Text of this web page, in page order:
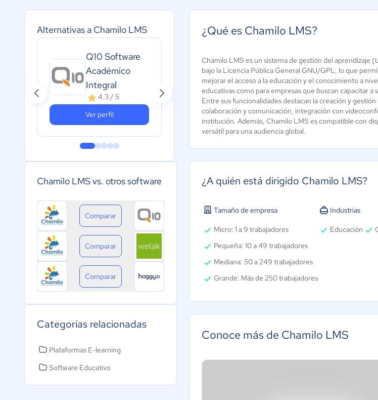
Alternativas a Chamilo LMS
Q10 Software
Académico
Integral
4.3 / 5
Ver perfil
Plataforma de
formación
online
Aún sin
calificación
Haggyo
Aún sin
Chamilo LMS vs. otros software
Comparar
Comparar
Comparar
Categorías relacionadas
Plataformas E-learning
Software Educativo
¿Qué es Chamilo LMS?
Chamilo LMS es un sistema de gestión del aprendizaje
bajo la Licencia Pública General GNU/GPL, lo que
mejorar el acceso a la educación y el conocimiento a
educativas como para empresas que buscan capacitar a
Entre sus funcionalidades destacan la creación y
colaboración y comunicación, integración con
institución. Además, Chamilo LMS es compatible con
versátil para una audiencia global.
¿A quién está dirigido Chamilo LMS?
Tamaño de empresa
Micro: 1 a 9 trabajadores
Pequeña: 10 a 49 trabajadores
Mediana: 50 a 249 trabajadores
Grande: Más de 250 trabajadores
Industrias
Educación
Conoce más de Chamilo LMS